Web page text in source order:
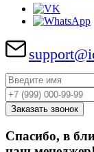
Спасибо, в